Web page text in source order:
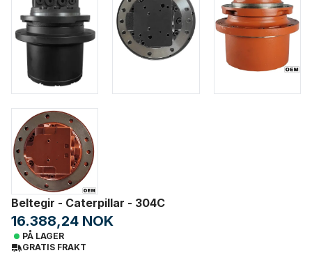
Beltegir - Caterpillar - 304C
16.388,24 NOK
PÅ LAGER
GRATIS FRAKT